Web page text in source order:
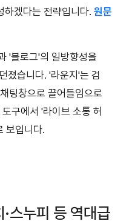
하겠다는 전략입니다. 원문
'블로그'의 일방향성을
졌습니다. '라운지'는 검
팅창으로 끌어들임으로
구에서 '라이브 소통 허
보입니다.
스누피 등 역대급